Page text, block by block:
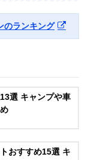
のランキング
選 キャンプや車
おすすめ15選 キ